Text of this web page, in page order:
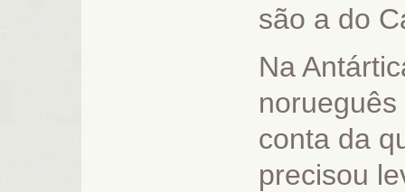
são a do
Na
conta da
precisou